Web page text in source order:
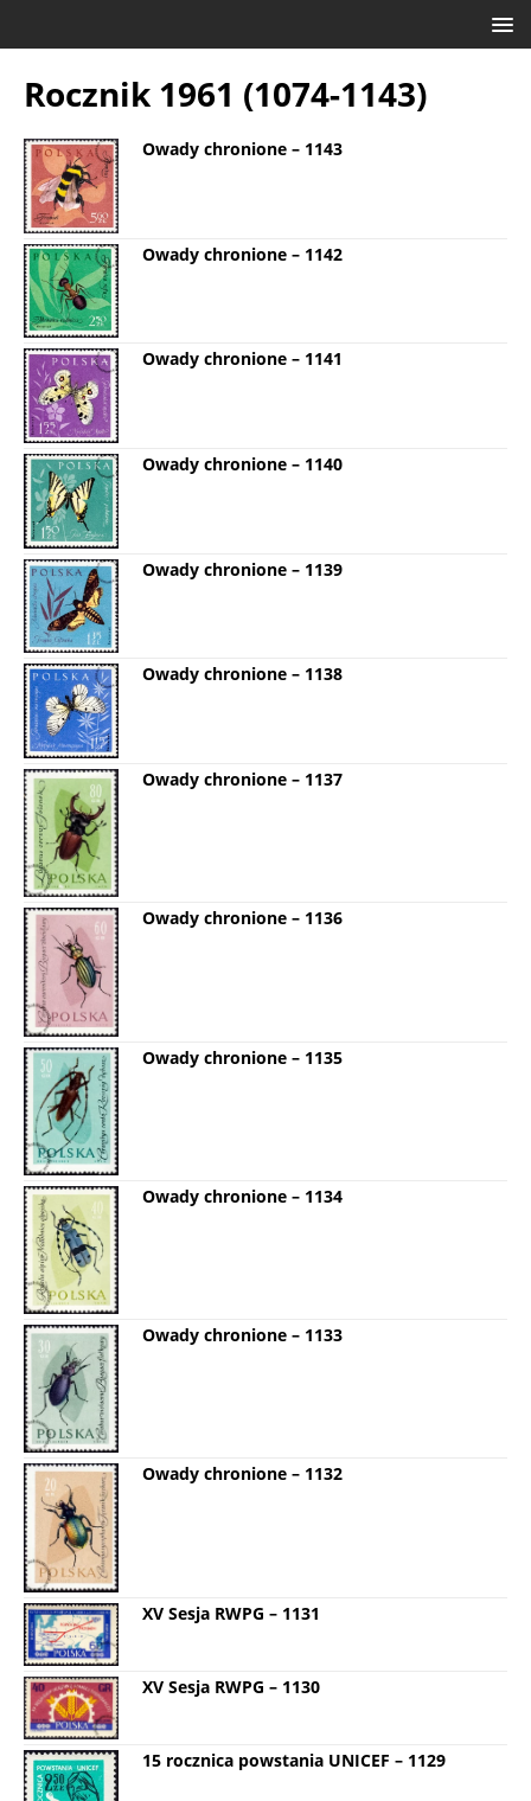
Rocznik 1961 (1074-1143)
Owady chronione – 1143
Owady chronione – 1142
Owady chronione – 1141
Owady chronione – 1140
Owady chronione – 1139
Owady chronione – 1138
Owady chronione – 1137
Owady chronione – 1136
Owady chronione – 1135
Owady chronione – 1134
Owady chronione – 1133
Owady chronione – 1132
XV Sesja RWPG – 1131
XV Sesja RWPG – 1130
15 rocznica powstania UNICEF – 1129